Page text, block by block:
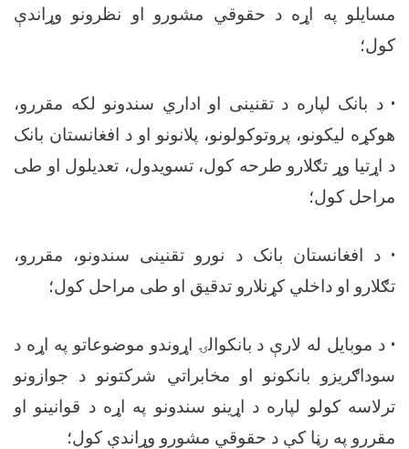
مسایلو په اړه د حقوقي مشورو او نظرونو وړاندې
کول؛
• د بانک لپاره د تقنینی او اداري سندونو لکه مقررو،
هوکړه لیکونو، پروتوکولونو، پلانونو او د افغانستان بانک
د اړتیا وړ تګلارو طرحه کول، تسویدول، تعدیلول او طی
مراحل کول؛
• د افغانستان بانک د نورو تقنینی سندونو، مقررو،
تګلارو او داخلي کړنلارو تدقیق او طی مراحل کول؛
• د موبایل له لارې د بانکوالۍ اړوندو موضوعاتو په اړه د
سوداګریزو بانکونو او مخابراتي شرکتونو د جوازونو
ترلاسه کولو لپاره د اړینو سندونو په اړه د قوانینو او
مقررو په رڼا کې د حقوقي مشورو وړاندې کول؛